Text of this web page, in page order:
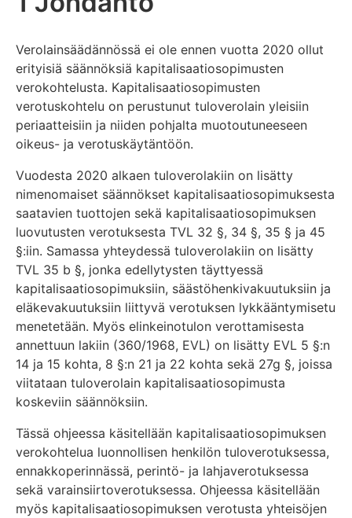
Verolainsäädännössä ei ole ennen vuotta 2020 ollut
erityisiä säännöksiä kapitalisaatiosopimusten
verokohtelusta. Kapitalisaatiosopimusten
verotuskohtelu on perustunut tuloverolain yleisiin
periaatteisiin ja niiden pohjalta muotoutuneeseen
oikeus- ja verotuskäytäntöön.
Vuodesta 2020 alkaen tuloverolakiin on lisätty
nimenomaiset säännökset kapitalisaatiosopimuksesta
saatavien tuottojen sekä kapitalisaatiosopimuksen
luovutusten verotuksesta TVL 32 §, 34 §, 35 § ja 45
§:iin. Samassa yhteydessä tuloverolakiin on lisätty
TVL 35 b §, jonka edellytysten täyttyessä
kapitalisaatiosopimuksiin, säästöhenkivakuutuksiin ja
eläkevakuutuksiin liittyvä verotuksen lykkääntymisetu
menetetään. Myös elinkeinotulon verottamisesta
annettuun lakiin (360/1968, EVL) on lisätty EVL 5 §:n
14 ja 15 kohta, 8 §:n 21 ja 22 kohta sekä 27g §, joissa
viitataan tuloverolain kapitalisaatiosopimusta
koskeviin säännöksiin.
Tässä ohjeessa käsitellään kapitalisaatiosopimuksen
verokohtelua luonnollisen henkilön tuloverotuksessa,
ennakkoperinnässä, perintö- ja lahjaverotuksessa
sekä varainsiirtoverotuksessa. Ohjeessa käsitellään
myös kapitalisaatiosopimuksen verotusta yhteisöjen